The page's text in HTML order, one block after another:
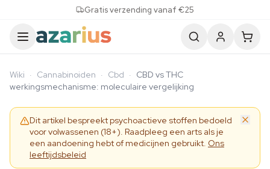
Gratis verzending vanaf €25
Wiki · Cannabinoiden · Cbd · CBD vs THC
werkingsmechanisme: moleculaire vergelijking
Dit artikel bespreekt psychoactieve stoffen bedoeld
voor volwassenen (18+). Raadpleeg een arts als je
een aandoening hebt of medicijnen gebruikt. Ons
leeftijdsbeleid